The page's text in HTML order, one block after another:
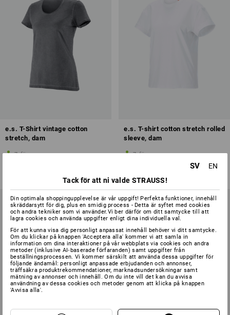
e.s. T-Shirt vintage cotton
stretch, dam
7 färger
e.s. T-shirt cotton stretch rolled
sleeve, dam
7 färger
SV
EN
Tack för att ni valde STRAUSS!
Din optimala shoppingupplevelse är vår uppgift! Perfekta funktioner, innehåll
skräddarsytt för dig, plus en smidig process - Detta är syftet med cookies
och andra tekniker som vi använder.Vi ber därför om ditt samtycke till att
lagra cookies och använda uppgifter enligt dina individuella val.
För att kunna visa dig personligt anpassat innehåll behöver vi ditt samtycke.
Om du klickar på knappen 'Acceptera alla' kommer vi att samla in
information om dina interaktioner på vår webbplats via cookies och andra
metoder (inklusive AI‑baserade förfaranden) samt uppgifter från
beställningsprocessen. Vi kommer särskilt att använda dessa uppgifter för
följande ändamål: personligt anpassade erbjudanden och annonser,
träffsäkra produktrekommendationer, marknadsundersökningar samt
mätning av annonser och innehåll. Om du inte vill det kan du avvisa
användning av dessa cookies och metoder genom att klicka på knappen
'Avvisa alla'.